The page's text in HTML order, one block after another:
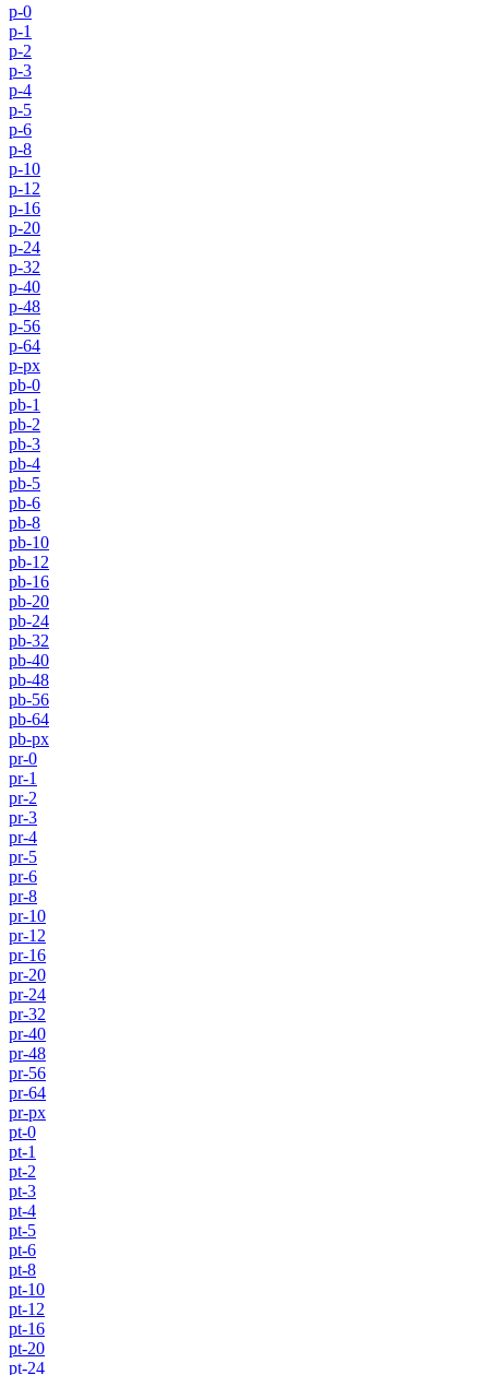
p-0
p-1
p-2
p-3
p-4
p-5
p-6
p-8
p-10
p-12
p-16
p-20
p-24
p-32
p-40
p-48
p-56
p-64
p-px
pb-0
pb-1
pb-2
pb-3
pb-4
pb-5
pb-6
pb-8
pb-10
pb-12
pb-16
pb-20
pb-24
pb-32
pb-40
pb-48
pb-56
pb-64
pb-px
pr-0
pr-1
pr-2
pr-3
pr-4
pr-5
pr-6
pr-8
pr-10
pr-12
pr-16
pr-20
pr-24
pr-32
pr-40
pr-48
pr-56
pr-64
pr-px
pt-0
pt-1
pt-2
pt-3
pt-4
pt-5
pt-6
pt-8
pt-10
pt-12
pt-16
pt-20
pt-24